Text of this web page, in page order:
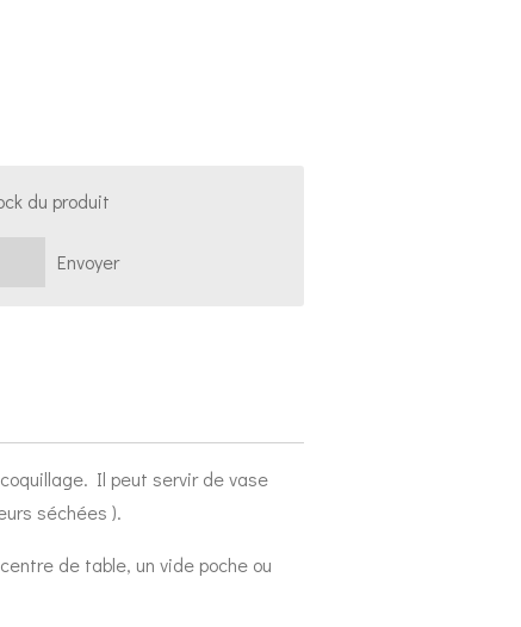
du produit
Envoyer
Il peut servir de vase
séchées ).
de table, un vide poche ou